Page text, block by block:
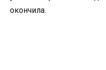
окончила.